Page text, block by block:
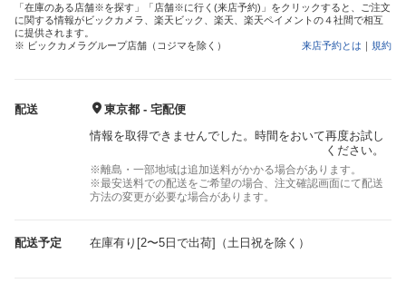
「在庫のある店舗※を探す」「店舗※に行く(来店予約)」をクリックすると、ご注文
に関する情報がビックカメラ、楽天ビック、楽天、楽天ペイメントの４社間で相互
に提供されます。
※ ビックカメラグループ店舗（コジマを除く）
来店予約とは ｜ 規約
配送
東京都 - 宅配便
情報を取得できませんでした。時間をおいて再度お試し
ください。
※離島・一部地域は追加送料がかかる場合があります。
※最安送料での配送をご希望の場合、注文確認画面にて配送
方法の変更が必要な場合があります。
配送予定 在庫有り[2〜5日で出荷]（土日祝を除く）